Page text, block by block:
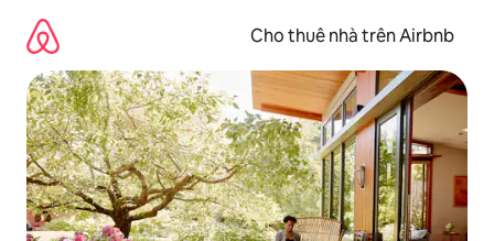
dung
Cho thuê nhà trên Airbnb